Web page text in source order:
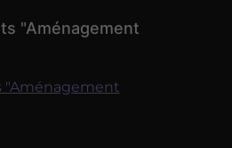
"Aménagement
"Aménagement